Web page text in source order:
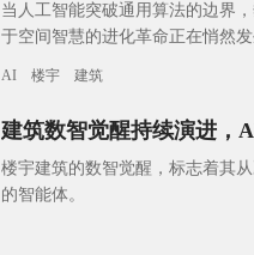
当人工智能突破通用算法的边界
于空间智慧的进化革命正在悄然
AI 楼宇 建筑
建筑数智觉醒持续演进，
楼宇建筑的数智觉醒，标志着其
的智能体。